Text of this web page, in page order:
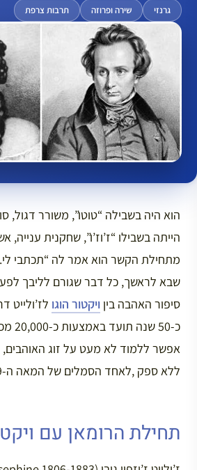
גרנזי שירה ופרוזה תרבות צרפת
הוא היה בשבילה “טוטו”, משורר דגול,
הייתה בשבילו “ז’וז’ו”, שחקנית
מתחילת הקשר הוא אמר לה “תכתבי
שבא לראשך, כל דבר שגורם לליבך
סיפור האהבה בין ויקטור הוגו לז’ולייט
כ-50
אפשר ללמוד לא מעט על זוג
ללא ספק ,לאחד הסמלים של המאה ה-19.
תחילת הרומאן עם